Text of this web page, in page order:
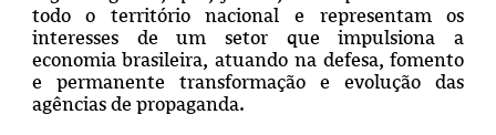
todo o território nacional e representam os
interesses de um setor que impulsiona a
economia brasileira, atuando na defesa, fomento
e permanente transformação e evolução das
agências de propaganda.